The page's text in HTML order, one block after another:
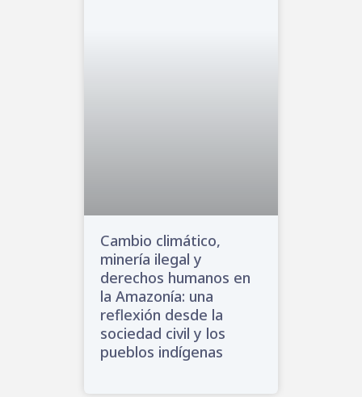
Cambio climático,
minería ilegal y
derechos humanos en
la Amazonía: una
reflexión desde la
sociedad civil y los
pueblos indígenas